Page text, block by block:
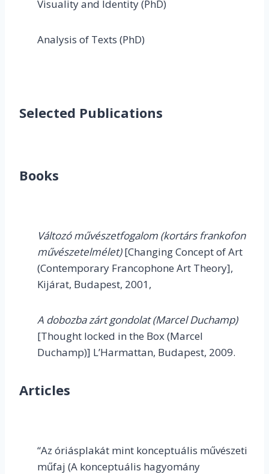
Visuality and Identity (PhD)
Analysis of Texts (PhD)
Selected Publications
Books
Változó művészetfogalom (kortárs frankofon
művészetelmélet)[Changing Concept of Art
(Contemporary Francophone Art Theory],
Kijárat, Budapest, 2001,
A dobozba zárt gondolat (Marcel Duchamp)
[Thought locked in the Box (Marcel
Duchamp)] L’Harmattan, Budapest, 2009.
Articles
“Az óriásplakát mint konceptuális művészeti
műfaj (A konceptuális hagyomány